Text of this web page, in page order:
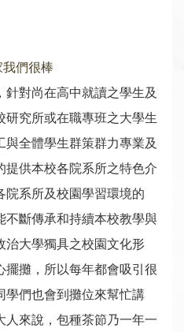
們很棒
對尚在高中就讀之學生及
研究所或在職專班之大學生
與全體學生群策群力專業及
提供本校各院系所之特色介
院系所及校園學習環境的
不斷傳承和持續本校教學與
治大學獨具之校園文化形
擺攤，所以每年都會吸引很
學們也會到攤位來幫忙講
人來說，包種茶節乃一年一